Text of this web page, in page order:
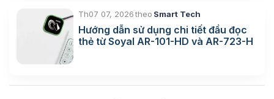
Th07 07, 2026theo Smart Tech
Hướng dẫn sử dụng chi tiết đầu đọc
thẻ từ Soyal AR-101-HD và AR-723-H